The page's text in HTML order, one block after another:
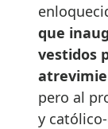
que
vestidos
pero al
y